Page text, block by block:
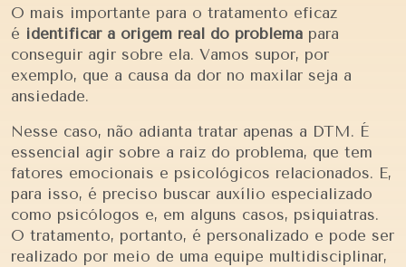
O mais importante para o tratamento eficaz
é identificar a origem real do problema para
conseguir agir sobre ela. Vamos supor, por
exemplo, que a causa da dor no maxilar seja a
ansiedade.
Nesse caso, não adianta tratar apenas a DTM. É
essencial agir sobre a raiz do problema, que tem
fatores emocionais e psicológicos relacionados. E,
para isso, é preciso buscar auxílio especializado
como psicólogos e, em alguns casos, psiquiatras.
O tratamento, portanto, é personalizado e pode ser
realizado por meio de uma equipe multidisciplinar,